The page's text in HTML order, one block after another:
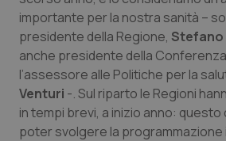
Friuli Venezia Giulia
Lazio
Liguria
Dermatite Atopica
Diabete & glucometri
Disturbi dell’umore
importante per la nostra sanità –
presidente della Regione, Stefano
anche presidente della
l’assessore alle Politiche per la
Venturi -. Sul riparto le Regioni
in tempi brevi, a inizio anno:
poter svolgere la